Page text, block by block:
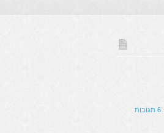
6 תגובות